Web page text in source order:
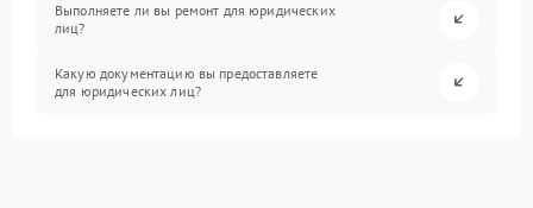
Выполняете ли вы ремонт для юридических
лиц?
Какую документацию вы предоставляете
для юридических лиц?